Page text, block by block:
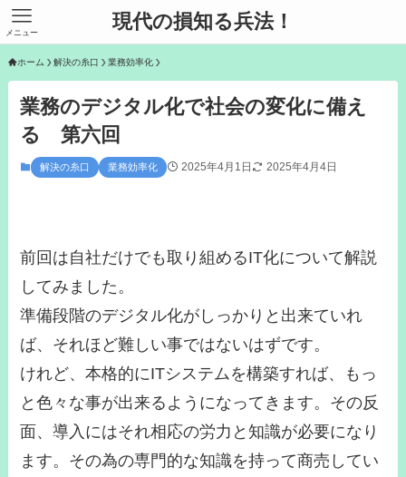
現代の損知る兵法！
メニュー
ホーム 解決の糸口 業務効率化
業務のデジタル化で社会の変化に備え
る 第六回
解決の糸口 業務効率化 2025年4月1日 2025年4月4日
前回は自社だけでも取り組めるIT化について解説
してみました。
準備段階のデジタル化がしっかりと出来ていれ
ば、それほど難しい事ではないはずです。
けれど、本格的にITシステムを構築すれば、もっ
と色々な事が出来るようになってきます。その反
面、導入にはそれ相応の労力と知識が必要になり
ます。その為の専門的な知識を持って商売してい